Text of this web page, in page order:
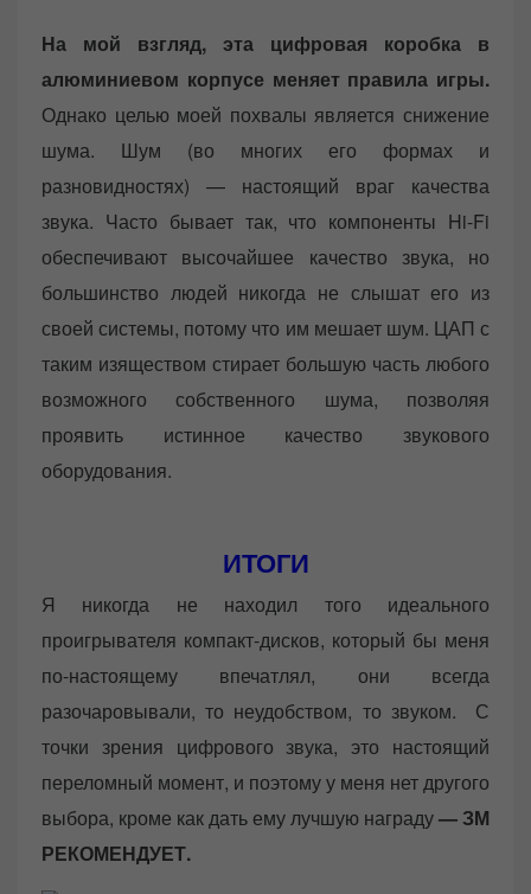
На мой взгляд, эта цифровая коробка в
алюминиевом корпусе меняет правила игры.
Однако целью моей похвалы является снижение
шума. Шум (во многих его формах и
разновидностях) — настоящий враг качества
звука. Часто бывает так, что компоненты Hi-Fi
обеспечивают высочайшее качество звука, но
большинство людей никогда не слышат его из
своей системы, потому что им мешает шум. ЦАП с
таким изяществом стирает большую часть любого
возможного собственного шума, позволяя
проявить истинное качество звукового
оборудования.
ИТОГИ
Я никогда не находил того идеального
проигрывателя компакт-дисков, который бы меня
по-настоящему впечатлял, они всегда
разочаровывали, то неудобством, то звуком. С
точки зрения цифрового звука, это настоящий
переломный момент, и поэтому у меня нет другого
выбора, кроме как дать ему лучшую награду— ЗМ
РЕКОМЕНДУЕТ.